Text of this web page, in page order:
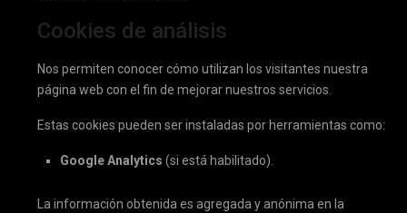
Cookies de análisis
Nos permiten conocer cómo utilizan los visitantes nuestra
página web con el fin de mejorar nuestros servicios.
Estas cookies pueden ser instaladas por herramientas como:
Google Analytics (si está habilitado).
La información obtenida es agregada y anónima en la